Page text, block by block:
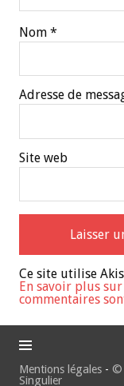
Nom *
Adresse de
Site web
Ce site utilise
En savoir plus
commentaires
Mentions légales - ©
Singulier